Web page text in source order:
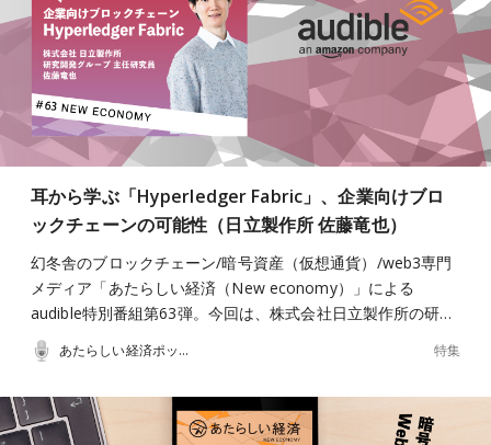
耳から学ぶ「Hyperledger Fabric」、企業向けブロ
ックチェーンの可能性（日立製作所 佐藤竜也）
幻冬舎のブロックチェーン/暗号資産（仮想通貨）/web3専門
メディア「あたらしい経済（New economy）」による
audible特別番組第63弾。今回は、株式会社日立製作所の研…
あたらしい経済ポッドキャスト 特集